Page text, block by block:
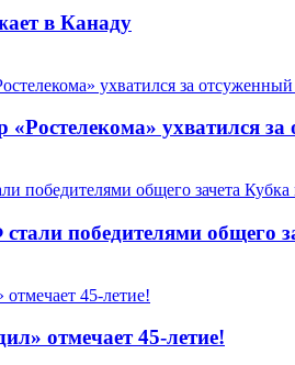
в Канаду
ухватился
победителями общего
отмечает 45-летие!